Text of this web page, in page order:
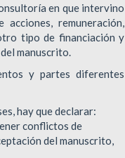
en que intervino
remuneración,
tipo de financiación y
manuscrito.
y partes diferentes
hay que declarar:
conflictos de
del manuscrito,